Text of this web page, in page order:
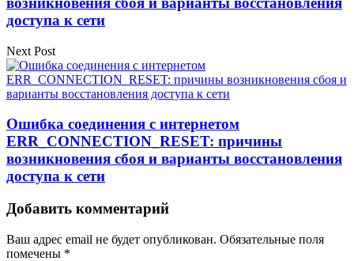
доступа к сети
Next Post
Ошибка соединения с интернетом
ERR_CONNECTION_RESET: причины
возникновения сбоя и варианты восстановления
доступа к сети
Добавить комментарий
Ваш адрес email не будет опубликован. Обязательные поля
помечены *